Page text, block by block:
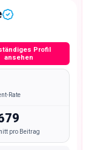
Profil
ansehen
Rate
pro Beitrag